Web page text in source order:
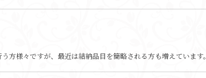
方様々ですが、最近は結納品目を簡略される方も増えています。